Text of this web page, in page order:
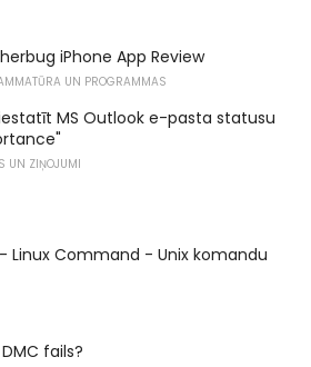
iPhone App Review
UN PROGRAMMAS
MS Outlook e-pasta statusu
UN ZIŅOJUMI
Linux Command - Unix komandu
fails?